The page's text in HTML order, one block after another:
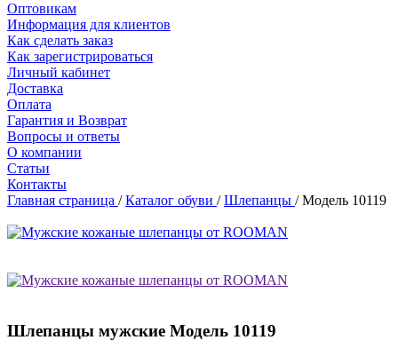
Оптовикам
Информация для клиентов
Как сделать заказ
Как зарегистрироваться
Личный кабинет
Доставка
Оплата
Гарантия и Возврат
Вопросы и ответы
О компании
Статьи
Контакты
Главная страница / Каталог обуви / Шлепанцы /Модель 10119
Шлепанцы мужские Модель 10119